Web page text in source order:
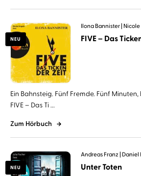
NEU
Ilona Bannister Nicole
FIVE – Das
Ein Bahnsteig. Fünf Fremde. Fünf
FIVE – Das Ti ...
Zum Hörbuch
NEU
Andreas Franz Daniel
Unter Toten